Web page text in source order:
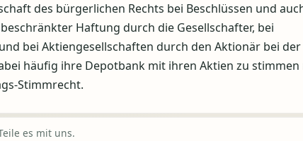
des bürgerlichen Rechts bei Beschlüssen und
Haftung durch die Gesellschafter, bei
bei Aktiengesellschaften durch den Aktionär bei der
häufig ihre Depotbank mit ihren Aktien zu
Stimmrecht.
es mit uns.